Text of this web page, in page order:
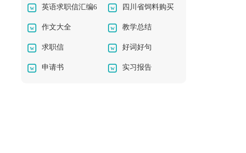
英语求职信汇编6
篇
四川省饲料购买
合同书
作文大全 教学总结
求职信 好词好句
申请书 实习报告